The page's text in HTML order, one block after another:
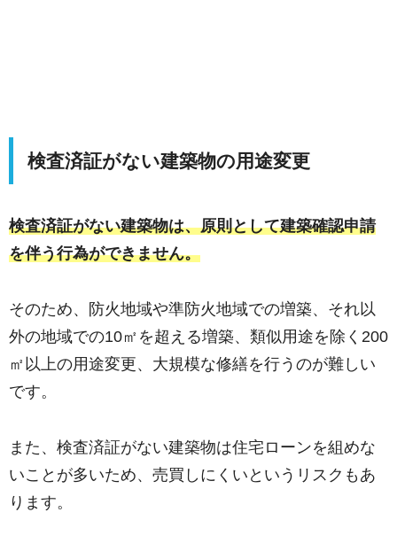
検査済証がない建築物の用途変更
検査済証がない建築物は、原則として建築確認申請
を伴う行為ができません。
そのため、防火地域や準防火地域での増築、それ以
外の地域での10㎡を超える増築、類似用途を除く200
㎡以上の用途変更、大規模な修繕を行うのが難しい
です。
また、検査済証がない建築物は住宅ローンを組めな
いことが多いため、売買しにくいというリスクもあ
ります。